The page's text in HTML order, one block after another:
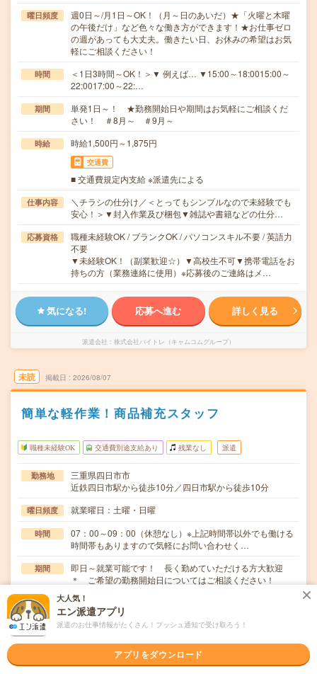
曜日頻度
週0日～/月1日～OK！（月～日のあいだ）★「火曜と木曜
の午後だけ」など色々な働き方ができます！★お仕事ゼロ
の週があっても大丈夫。働きたい日、お休みの希望はお気
軽にご相談ください！
時間
＜1日3時間～OK！＞▼ 例えば… ▼15:00～18:0015:00～
22:0017:00～22:…
期間
単発1日～！ ★勤務開始日や期間はお気軽にご相談くだ
さい！ ＃8月～ ＃9月～
時給 時給1,500円～1,875円
交通費
■ 交通費規定内支給 ※派遣先による
仕事内容
＼チラシの仕分け／＜とってもシンプルなので未経験でも
安心！＞▼封入作業及び梱包▼雑誌や書籍などの仕分…
応募資格
職種未経験OK / ブランクOK / パソコンスキル不要 / 英語力
不要
▼未経験OK！（副業歓迎☆）▼高校生不可▼携帯電話をお
持ちの方（業務連絡に使用）※応募後のご連絡はメ…
気になる! 応募へ進む 詳しく見る
派遣会社 株式会社バイトレ（キャムコムグループ）
未読 掲載日 2026/08/07
簡単な軽作業！商品補充スタッフ
職種未経験OK 交通費別途支給あり 残業なし 派遣
勤務地
三重県四日市市
近鉄四日市駅から徒歩10分／四日市駅から徒歩10分
曜日頻度 就業曜日：土曜・日曜
時間
07：00～09：00（休憩なし）※上記時間帯以外でも働ける
時間帯もありますので気軽にお問い合わせく…
期間
即日～就業可能です！ 長く勤めていただける方大歓迎
＊ ご希望の勤務開始日についてはご相談ください！
時給 時給1250円
交通費
≪≪一般食品の品出しスタッフ大募集≫≫品揃え抜群、地
大人気！
エン派遣アプリ
派遣のお仕事情報がたくさん！プッシュ通知で受け取ろう！
アプリをダウンロード